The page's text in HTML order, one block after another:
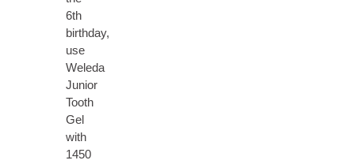
6th
birthday,
use
Weleda
Junior
Tooth
Gel
with
1450